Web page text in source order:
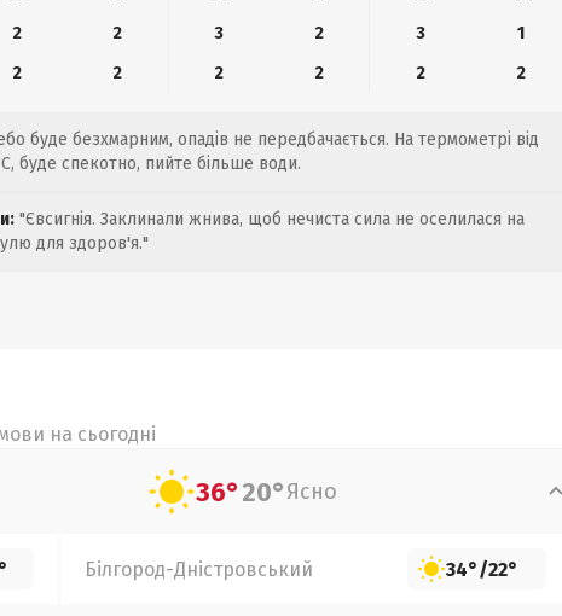
2 2 3 2 3
1
2 2 2 2 2 2
буде безхмарним, опадів не передбачається. На термометрі від
буде спекотно, пийте більше води.
"Євсигнія. Заклинали жнива, щоб нечиста сила не оселилася на
для здоров'я."
на сьогодні
36°20°Ясно
Білгород-Дністровський 34°/22°